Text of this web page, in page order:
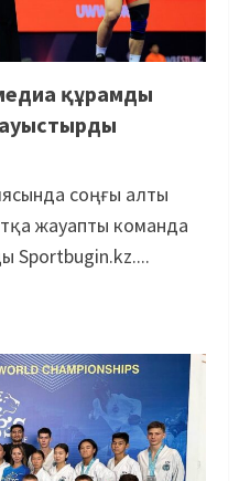
құрамды
соңғы алты
жауапты команда
Sportbugin.kz....